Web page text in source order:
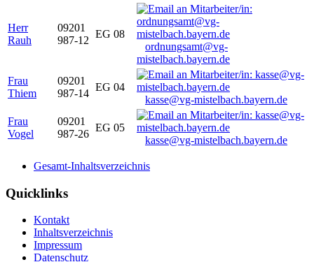
Herr
Rauh
09201
987-12
EG 08
ordnungsamt@vg-
mistelbach.bayern.de
Frau
Thiem
09201
987-14
EG 04
kasse@vg-mistelbach.bayern.de
Frau
Vogel
09201
987-26
EG 05
kasse@vg-mistelbach.bayern.de
Gesamt-Inhaltsverzeichnis
Quicklinks
Kontakt
Inhaltsverzeichnis
Impressum
Datenschutz